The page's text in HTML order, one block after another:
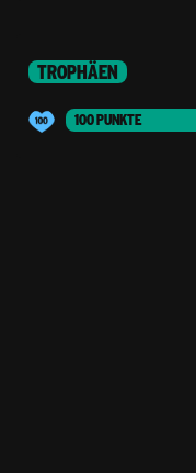
TROPHÄEN
100 PUNKTE